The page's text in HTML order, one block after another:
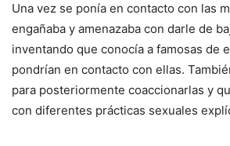
Una vez se ponía en contacto con las
engañaba y amenazaba con darle de
inventando que conocía a famosas de
pondrían en contacto con ellas.
para posteriormente coaccionarlas y
con diferentes prácticas sexuales